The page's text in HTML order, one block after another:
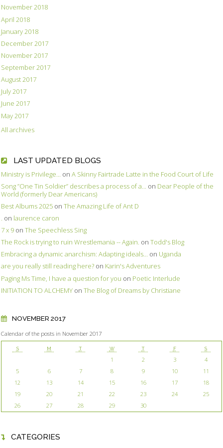
November 2018
April 2018
January 2018
December 2017
November 2017
September 2017
August 2017
July 2017
June 2017
May 2017
All archives
LAST UPDATED BLOGS
Ministry is Privilege... on A Skinny Fairtrade Latte in the Food Court of Life
Song ”One Tin Soldier” describes a process of a... on Dear People of the
World (formerly Dear Americans)
Best Albums 2025 on The Amazing Life of Ant D
. on laurence caron
7 x 9 on The Speechless Sing
The Rock is trying to ruin Wrestlemania -- Again. on Todd's Blog
Embracing a dynamic anarchism: Adapting ideals... on Uganda
are you really still reading here? on Karin's Adventures
Paging Ms Time, I have a question for you on Poetic Interlude
INITIATION TO ALCHEMY on The Blog of Dreams by Christiane
NOVEMBER 2017
Calendar of the posts in November 2017
S M T W T F S
1 2 3
4
5
6 7 8 9 10
11
12
13 14 15 16 17
18
19
20 21 22 23 24
25
26
27 28 29 30
CATEGORIES